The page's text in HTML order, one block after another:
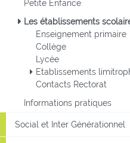
Petite Enfance
Les établissements
Enseignement primaire
Collège
Lycée
Etablissements
Contacts Rectorat
Informations pratiques
Social et Inter Générationnel